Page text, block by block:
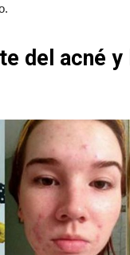
del acné y